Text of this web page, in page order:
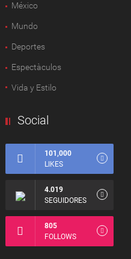
México
Mundo
Deportes
Espectàculos
Vida y Estilo
Social
101,000
LIKES
4.019
SEGUIDORES
805
FOLLOWS